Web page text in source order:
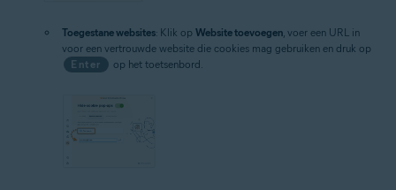
Toegestane websites: Klik op Website toevoegen, voer een URL in
voor een vertrouwde website die cookies mag gebruiken en druk op
Enter
op het toetsenbord.